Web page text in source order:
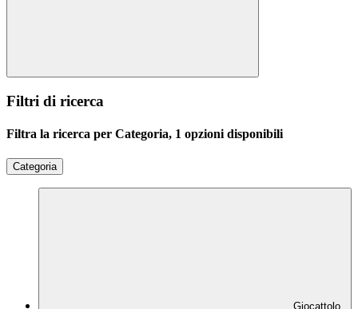
Filtri di ricerca
Filtra la ricerca per Categoria, 1 opzioni disponibili
Categoria
Giocattolo